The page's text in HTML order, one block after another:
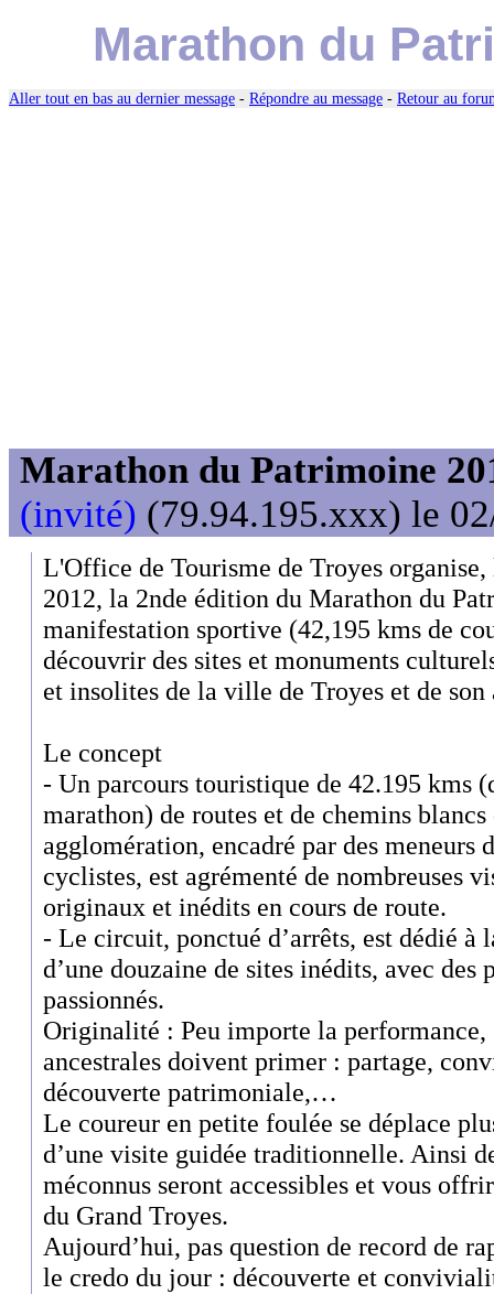
Marathon du
Aller tout en bas au dernier message - Répondre au message - Retour au
Marathon du Patrimoine
(invité) (79.94.195.xxx) le
L'Office de Tourisme de Troyes
2012, la 2nde édition du Marathon du
manifestation sportive (42,195 kms de
découvrir des sites et monuments
et insolites de la ville de Troyes et de
Le concept
- Un parcours touristique de 42.195 kms
marathon) de routes et de chemins blancs
agglomération, encadré par des meneurs
cyclistes, est agrémenté de nombreuses
originaux et inédits en cours de route.
- Le circuit, ponctué d’arrêts, est dédié à
d’une douzaine de sites inédits, avec des
passionnés.
Originalité : Peu importe la performance,
ancestrales doivent primer : partage,
découverte patrimoniale,…
Le coureur en petite foulée se déplace
d’une visite guidée traditionnelle. Ainsi
méconnus seront accessibles et vous
du Grand Troyes.
Aujourd’hui, pas question de record de
le credo du jour : découverte et